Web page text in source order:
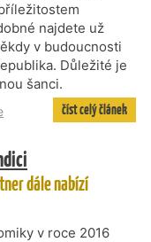
najdete už
v budoucnosti
Důležité je
šanci.
číst celý článek
dále nabízí
v roce 2016